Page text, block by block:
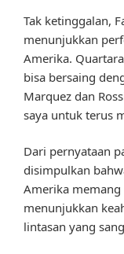
Tak ketinggalan,
menunjukkan
Amerika.
bisa bersaing
Marquez dan
saya untuk terus
Dari pernyataan
disimpulkan
Amerika
menunjukkan
lintasan yang